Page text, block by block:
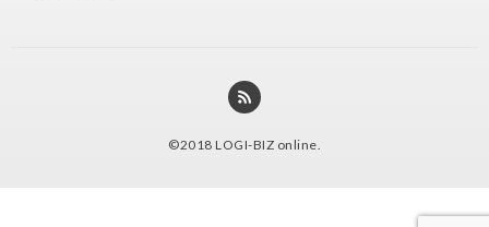
©2018 LOGI-BIZ online